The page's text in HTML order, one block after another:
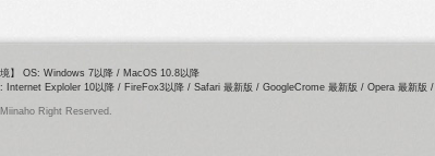
境】 OS: Windows 7以降 / MacOS 10.8以降
: Internet Exploler 10以降 / FireFox3以降 / Safari 最新版 / GoogleCrome 最新版 / Opera 最新版 /
Right Reserved.